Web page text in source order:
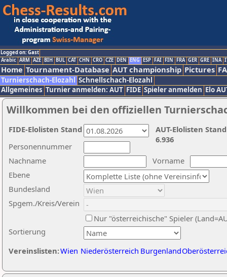
Logged on: Gast
Arabic ARM AZE BIH BUL CAT CHN CRO CZE DEN ENG ESP FAI FIN FRA GER GRE INA
Home Tournament-Database AUT championship Pictures
Turnierschach-Elozahl Schnellschach-Elozahl
Allgemeines Turnier anmelden: AUT FIDE Spieler anmelden Elo
Willkommen bei den offiziellen
Nachname
Vorname
Ebene
Sortierung
Personennummer
Bundesland
Spgem./Kreis/Verein
Nur "österreichische" Spieler
Vereinslisten:Wien Niederösterreich Burgenland
AUT-Elolisten
6.936
FIDE-Elolisten Stand